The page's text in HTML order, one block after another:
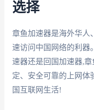
选择
章鱼加速器是海外华人
速访问中国网络的利器
速器还是回国加速器,
定、安全可靠的上网体
国互联网生活!